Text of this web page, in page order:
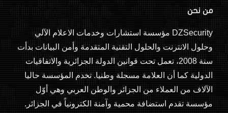
من نحن
DZSecurity مؤسسة استشارات وخدمات الاعلام الآلي
وحلول الانترنت والحلول التقنية المتقدمة وأمن البيانات بدأت
سنة 2008، تعمل تحت قوانين الدولة الجزائرية والاتفاقيات
الدولية كما أن العلامة مسجلة وطنيا. تخدم المؤسسة حاليا
الآلاف من العملاء من الجزائر والوطن العربي وهي أوّل
مؤسسة تقدم استضافة محمية وآمنة الكترونياً في الجزائر.